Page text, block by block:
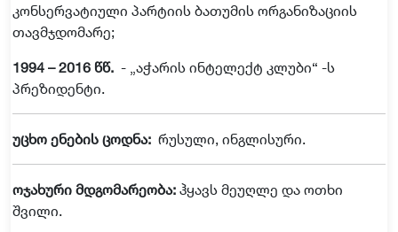
კონსერვატიული პარტიის ბათუმის ორგანიზაციის
თავმჯდომარე;
1994 – 2016 წწ. - „აჭარის ინტელექტ კლუბი“ -ს
პრეზიდენტი.
უცხო ენების ცოდნა: რუსული, ინგლისური.
ოჯახური მდგომარეობა: ჰყავს მეუღლე და ოთხი
შვილი.